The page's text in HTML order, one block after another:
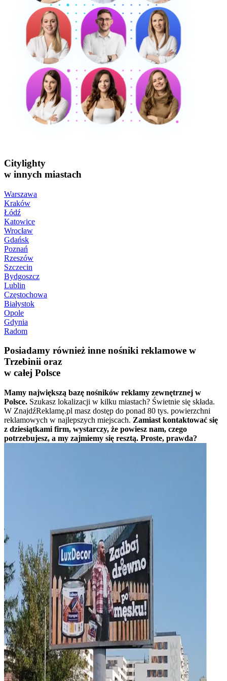
Citylighty
w innych miastach
Warszawa
Kraków
Łódź
Katowice
Wrocław
Gdańsk
Poznań
Rzeszów
Szczecin
Bydgoszcz
Lublin
Częstochowa
Białystok
Opole
Gdynia
Radom
Posiadamy również inne nośniki reklamowe w
Trzebinii oraz
w całej Polsce
Mamy największą bazę nośników reklamy zewnętrznej w
Polsce. Szukasz lokalizacji w kilku miastach? Świetnie się składa.
W ZnajdźReklamę.pl masz dostęp do ponad 80 tys. powierzchni
reklamowych w najlepszych miejscach. Zamiast kontaktować się
z dziesiątkami firm, wystarczy, że powiesz nam, czego
potrzebujesz, a my zajmiemy się resztą. Proste, prawda?